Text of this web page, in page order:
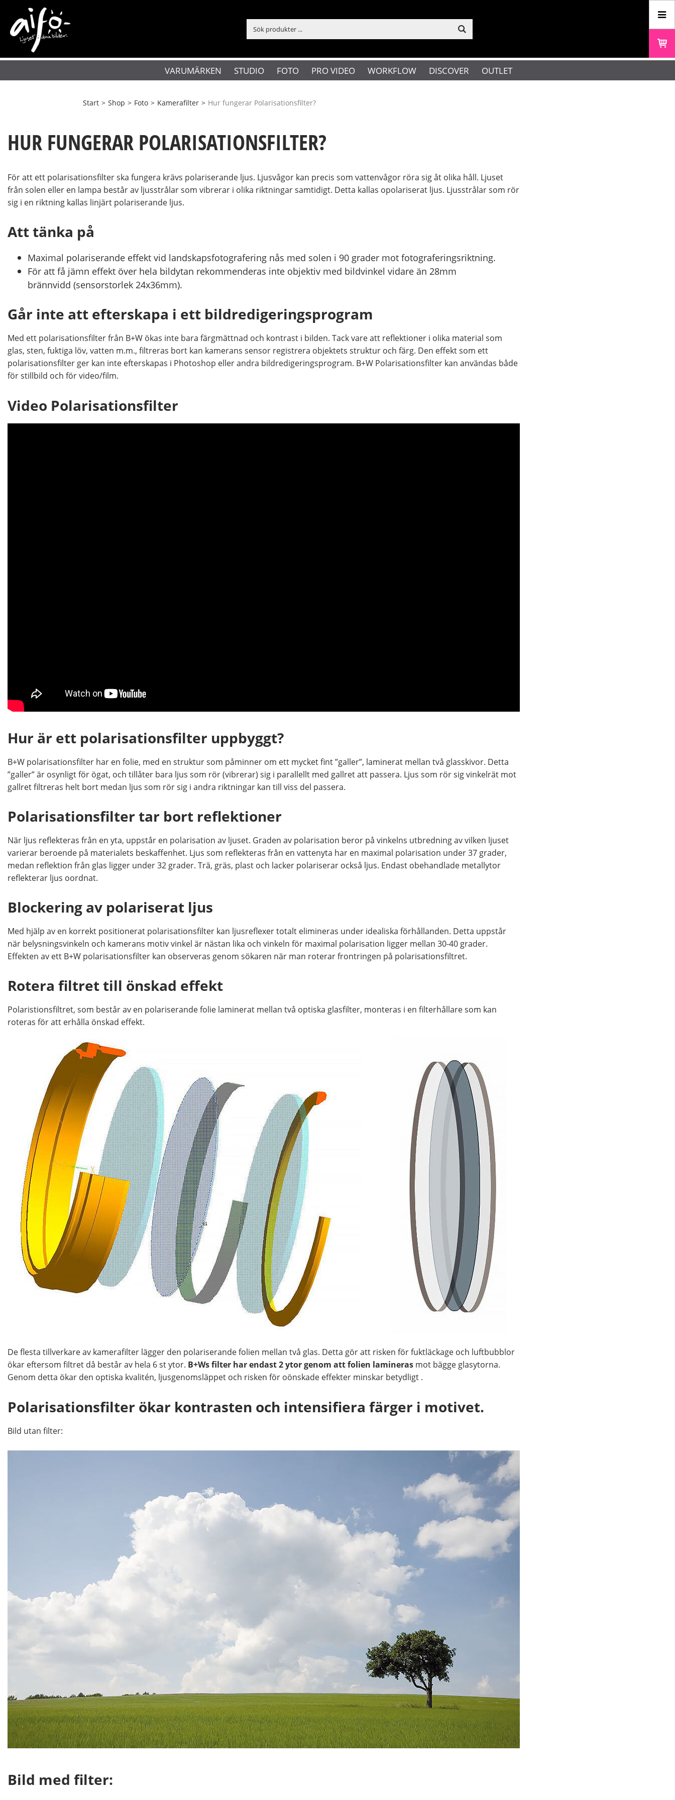
VARUMÄRKEN STUDIO FOTO PRO VIDEO WORKFLOW DISCOVER OUTLET
Start > Shop > Foto > Kamerafilter > Hur fungerar Polarisationsfilter?
HUR FUNGERAR POLARISATIONSFILTER?
För att ett polarisationsfilter ska fungera krävs polariserande ljus. Ljusvågor kan precis som vattenvågor röra sig åt olika håll. Ljuset
från solen eller en lampa består av ljusstrålar som vibrerar i olika riktningar samtidigt. Detta kallas opolariserat ljus. Ljusstrålar som rör
sig i en riktning kallas linjärt polariserande ljus.
Att tänka på
Maximal polariserande effekt vid landskapsfotografering nås med solen i 90 grader mot fotograferingsriktning.
För att få jämn effekt över hela bildytan rekommenderas inte objektiv med bildvinkel vidare än 28mm
brännvidd (sensorstorlek 24x36mm).
Går inte att efterskapa i ett bildredigeringsprogram
Med ett polarisationsfilter från B+W ökas inte bara färgmättnad och kontrast i bilden. Tack vare att reflektioner i olika material som
glas, sten, fuktiga löv, vatten m.m., filtreras bort kan kamerans sensor registrera objektets struktur och färg. Den effekt som ett
polarisationsfilter ger kan inte efterskapas i Photoshop eller andra bildredigeringsprogram. B+W Polarisationsfilter kan användas både
för stillbild och för video/film.
Video Polarisationsfilter
Hur är ett polarisationsfilter uppbyggt?
B+W polarisationsfilter har en folie, med en struktur som påminner om ett mycket fint ”galler”, laminerat mellan två glasskivor. Detta
”galler” är osynligt för ögat, och tillåter bara ljus som rör (vibrerar) sig i parallellt med gallret att passera. Ljus som rör sig vinkelrät mot
gallret filtreras helt bort medan ljus som rör sig i andra riktningar kan till viss del passera.
Polarisationsfilter tar bort reflektioner
När ljus reflekteras från en yta, uppstår en polarisation av ljuset. Graden av polarisation beror på vinkelns utbredning av vilken ljuset
varierar beroende på materialets beskaffenhet. Ljus som reflekteras från en vattenyta har en maximal polarisation under 37 grader,
medan reflektion från glas ligger under 32 grader. Trä, gräs, plast och lacker polariserar också ljus. Endast obehandlade metallytor
reflekterar ljus oordnat.
Blockering av polariserat ljus
Med hjälp av en korrekt positionerat polarisationsfilter kan ljusreflexer totalt elimineras under idealiska förhållanden. Detta uppstår
när belysningsvinkeln och kamerans motiv vinkel är nästan lika och vinkeln för maximal polarisation ligger mellan 30-40 grader.
Effekten av ett B+W polarisationsfilter kan observeras genom sökaren när man roterar frontringen på polarisationsfiltret.
Rotera filtret till önskad effekt
Polaristionsfiltret, som består av en polariserande folie laminerat mellan två optiska glasfilter, monteras i en filterhållare som kan
roteras för att erhålla önskad effekt.
De flesta tillverkare av kamerafilter lägger den polariserande folien mellan två glas. Detta gör att risken för fuktläckage och luftbubblor
ökar eftersom filtret då består av hela 6 st ytor. B+Ws filter har endast 2 ytor genom att folien lamineras mot bägge glasytorna.
Genom detta ökar den optiska kvalitén, ljusgenomsläppet och risken för oönskade effekter minskar betydligt .
Polarisationsfilter ökar kontrasten och intensifiera färger i motivet.
Bild utan filter:
Bild med filter: